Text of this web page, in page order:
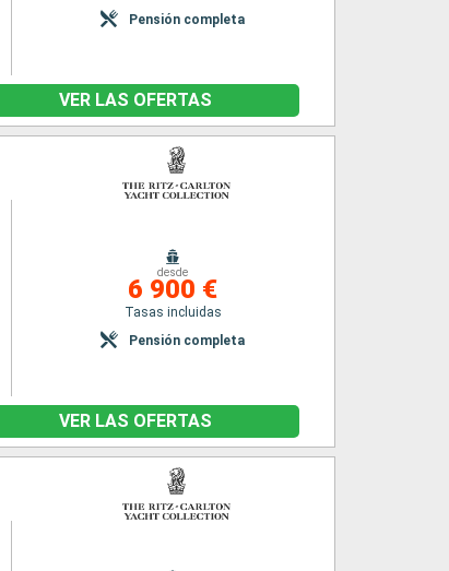
Pensión completa
VER LAS OFERTAS
desde
6 900 €
Tasas incluidas
Pensión completa
VER LAS OFERTAS